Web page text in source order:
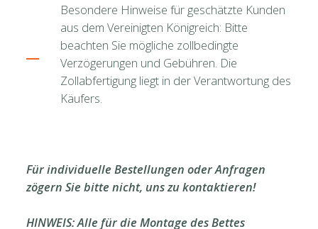
Besondere Hinweise für geschätzte Kunden
aus dem Vereinigten Königreich: Bitte
beachten Sie mögliche zollbedingte
Verzögerungen und Gebühren. Die
Zollabfertigung liegt in der Verantwortung des
Käufers.
Für individuelle Bestellungen oder Anfragen
zögern Sie bitte nicht, uns zu kontaktieren!
HINWEIS: Alle für die Montage des Bettes